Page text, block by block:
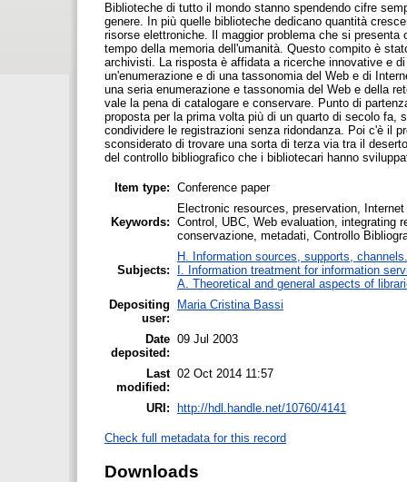
Biblioteche di tutto il mondo stanno spendendo cifre
genere. In più quelle biblioteche dedicano quantità
risorse elettroniche. Il maggior problema che si
tempo della memoria dell'umanità. Questo compito è
archivisti. La risposta è affidata a ricerche innovative e
un'enumerazione e di una tassonomia del Web e di
una seria enumerazione e tassonomia del Web e della
vale la pena di catalogare e conservare. Punto di
proposta per la prima volta più di un quarto di secolo fa,
condividere le registrazioni senza ridondanza. Poi c'è il
sconsiderato di trovare una sorta di terza via tra il
del controllo bibliografico che i bibliotecari hanno
Item type: Conference paper
Keywords:
Electronic resources, preservation,
Control, UBC, Web evaluation, integrating
conservazione, metadati, Controllo
Subjects:
H. Information sources, supports, channels.
I. Information treatment for information
A. Theoretical and general aspects of
Depositing
user:
Maria Cristina Bassi
Date
deposited:
09 Jul 2003
Last
modified:
02 Oct 2014 11:57
URI: http://hdl.handle.net/10760/4141
Check full metadata for this record
Downloads